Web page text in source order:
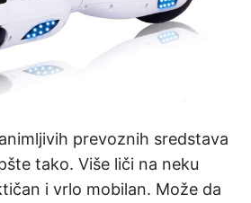
prevoznih sredstava
tako. Više liči na neku
i vrlo mobilan. Može da